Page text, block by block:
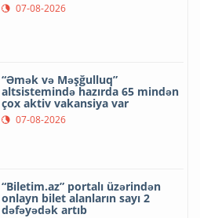
07-08-2026
“Əmək və Məşğulluq”
altsistemində hazırda 65 mindən
çox aktiv vakansiya var
07-08-2026
“Biletim.az” portalı üzərindən
onlayn bilet alanların sayı 2
dəfəyədək artıb